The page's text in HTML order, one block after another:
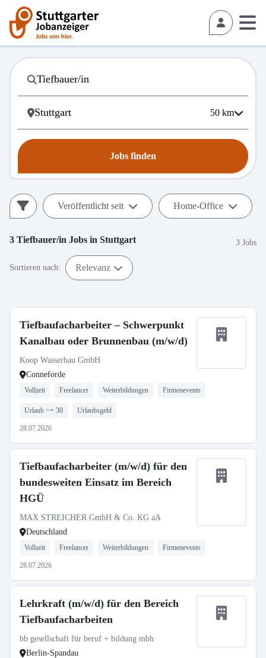
50 km
Jobs finden
Veröffentlicht seit Home-Office
3 Tiefbauer/in Jobs in Stuttgart 3 Jobs
Sortieren nach: Relevanz
Tiefbaufacharbeiter – Schwerpunkt
Kanalbau oder Brunnenbau (m/w/d)
Koop Wasserbau GmbH
Conneforde
Vollzeit Freelancer Weiterbildungen Firmenevents
Urlaub >= 30 Urlaubsgeld
28.07.2026
Tiefbaufacharbeiter (m/w/d) für den
bundesweiten Einsatz im Bereich
HGÜ
MAX STREICHER GmbH & Co. KG aA
Deutschland
Vollzeit Freelancer Weiterbildungen Firmenevents
28.07.2026
Lehrkraft (m/w/d) für den Bereich
Tiefbaufacharbeiten
bb gesellschaft für beruf + bildung mbh
Berlin-Spandau